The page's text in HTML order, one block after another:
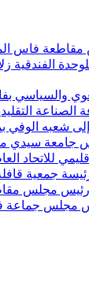
المدينة يهنئ
للوحدة
بفاس يهنئ
التقليدية
شعبه الوفي
جامعة سيدي
جمعية
مجلس
مجلس